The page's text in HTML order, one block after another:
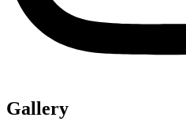
Gallery